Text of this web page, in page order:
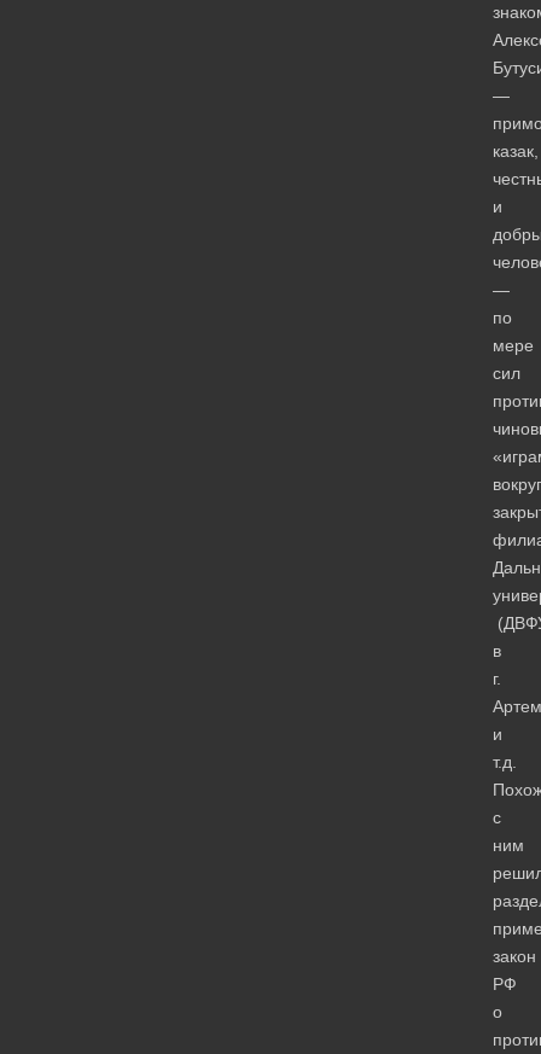
—
казак,
и
—
по
мере
сил
вокруг
в
г.
и
т.д.
с
ним
закон
РФ
о